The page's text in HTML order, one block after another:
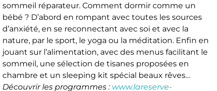
sommeil réparateur. Comment dormir comme un
bébé ? D’abord en rompant avec toutes les sources
d’anxiété, en se reconnectant avec soi et avec la
nature, par le sport, le yoga ou la méditation. Enfin en
jouant sur l’alimentation, avec des menus facilitant le
sommeil, une sélection de tisanes proposées en
chambre et un sleeping kit spécial beaux rêves…
Découvrir les programmes : www.lareserve-